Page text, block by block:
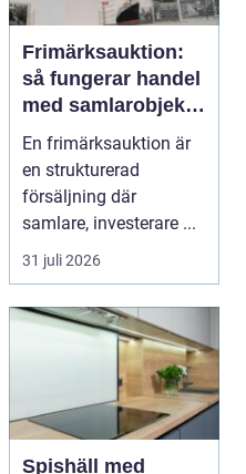
Frimärksauktion:
så fungerar handel
med samlarobjekt i
praktiken
En frimärksauktion är
en strukturerad
försäljning där
samlare, investerare ...
31 juli 2026
Spishäll med